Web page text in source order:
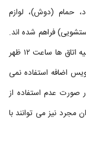
حمام (دوش)، لوازم
فراهم شده اند.
در این هتل زمان تحویل اتاق ها ساعت ۱۴ و زمان تخلیه اتاق ها ساعت ۱۲ ظهر
زیر ۳ سالی که از سرویس اضافه استفاده نمی
برای کودکان بین ۳ الی ۷ سال در صورت عدم استفاده از
مجرد نیز می توانند با